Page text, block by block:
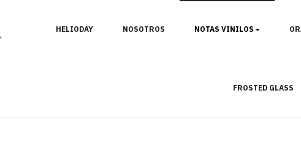
HELIODAY NOSOTROS NOTAS VINILOS
FROSTED GLASS